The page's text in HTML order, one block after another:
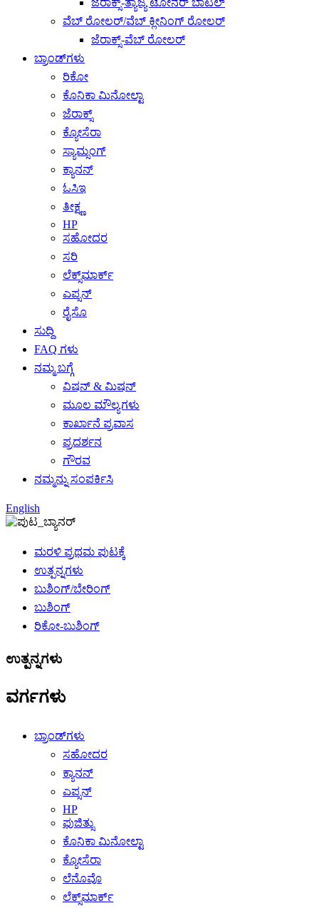
ಜೆರಾಕ್ಸ್-ತ್ಯಾಜ್ಯ ಟೋನರ್ ಬಾಟಲ್
ವೆಬ್ ರೋಲರ್/ವೆಬ್ ಕ್ಲೀನಿಂಗ್ ರೋಲರ್
ಜೆರಾಕ್ಸ್-ವೆಬ್ ರೋಲರ್
ಬ್ರಾಂಡ್‌ಗಳು
ರಿಕೋ
ಕೊನಿಕಾ ಮಿನೋಲ್ಟಾ
ಜೆರಾಕ್ಸ್
ಕ್ಯೋಸೆರಾ
ಸ್ಯಾಮ್ಸಂಗ್
ಕ್ಯಾನನ್
ಓಸಿಇ
ತೀಕ್ಷ್ಣ
HP
ಸಹೋದರ
ಸರಿ
ಲೆಕ್ಸ್‌ಮಾರ್ಕ್
ಎಪ್ಸನ್
ರೈಸೊ
ಸುದ್ದಿ
FAQ ಗಳು
ನಮ್ಮ ಬಗ್ಗೆ
ವಿಷನ್ & ಮಿಷನ್
ಮೂಲ ಮೌಲ್ಯಗಳು
ಕಾರ್ಖಾನೆ ಪ್ರವಾಸ
ಪ್ರದರ್ಶನ
ಗೌರವ
ನಮ್ಮನ್ನು ಸಂಪರ್ಕಿಸಿ
English
ಮರಳಿ ಪ್ರಥಮ ಪುಟಕ್ಕೆ
ಉತ್ಪನ್ನಗಳು
ಬುಶಿಂಗ್/ಬೇರಿಂಗ್
ಬುಶಿಂಗ್
ರಿಕೋ-ಬುಶಿಂಗ್
ಉತ್ಪನ್ನಗಳು
ವರ್ಗಗಳು
ಬ್ರಾಂಡ್‌ಗಳು
ಸಹೋದರ
ಕ್ಯಾನನ್
ಎಪ್ಸನ್
HP
ಫುಜಿತ್ಸು
ಕೊನಿಕಾ ಮಿನೋಲ್ಟಾ
ಕ್ಯೋಸೆರಾ
ಲೆನೊವೊ
ಲೆಕ್ಸ್‌ಮಾರ್ಕ್